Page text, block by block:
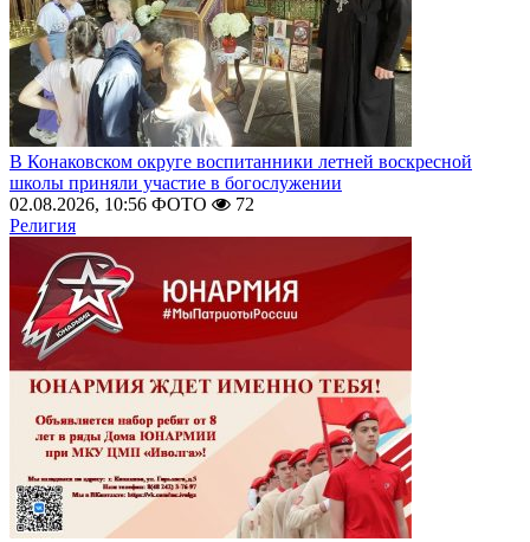
В Конаковском округе воспитанники летней воскресной
школы приняли участие в богослужении
02.08.2026, 10:56 ФОТО
72
Религия